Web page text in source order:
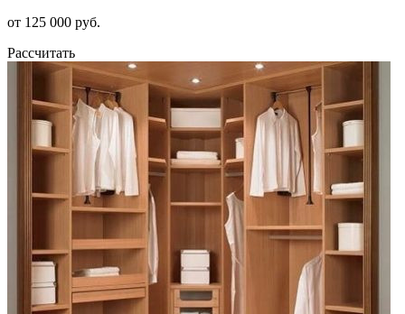
от 125 000 руб.
Рассчитать